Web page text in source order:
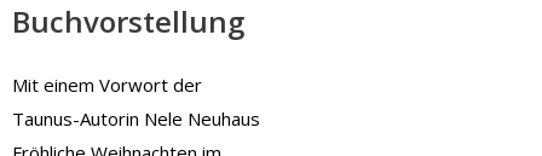
Buchvorstellung
Mit einem Vorwort der
Taunus-Autorin Nele Neuhaus